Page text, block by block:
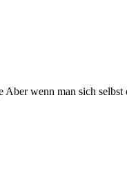
wenn man sich